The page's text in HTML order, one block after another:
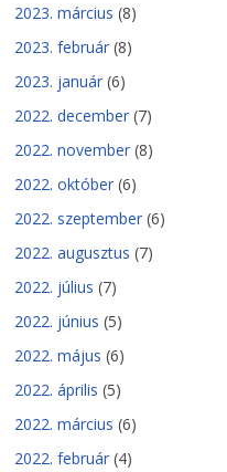
2023. március (8)
2023. február (8)
2023. január (6)
2022. december (7)
2022. november (8)
2022. október (6)
2022. szeptember (6)
2022. augusztus (7)
2022. július (7)
2022. június (5)
2022. május (6)
2022. április (5)
2022. március (6)
2022. február (4)